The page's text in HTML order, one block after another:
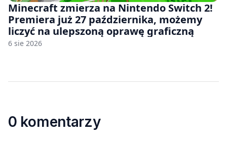
Minecraft zmierza na Nintendo Switch 2!
Premiera już 27 października, możemy
liczyć na ulepszoną oprawę graficzną
6 sie 2026
0 komentarzy